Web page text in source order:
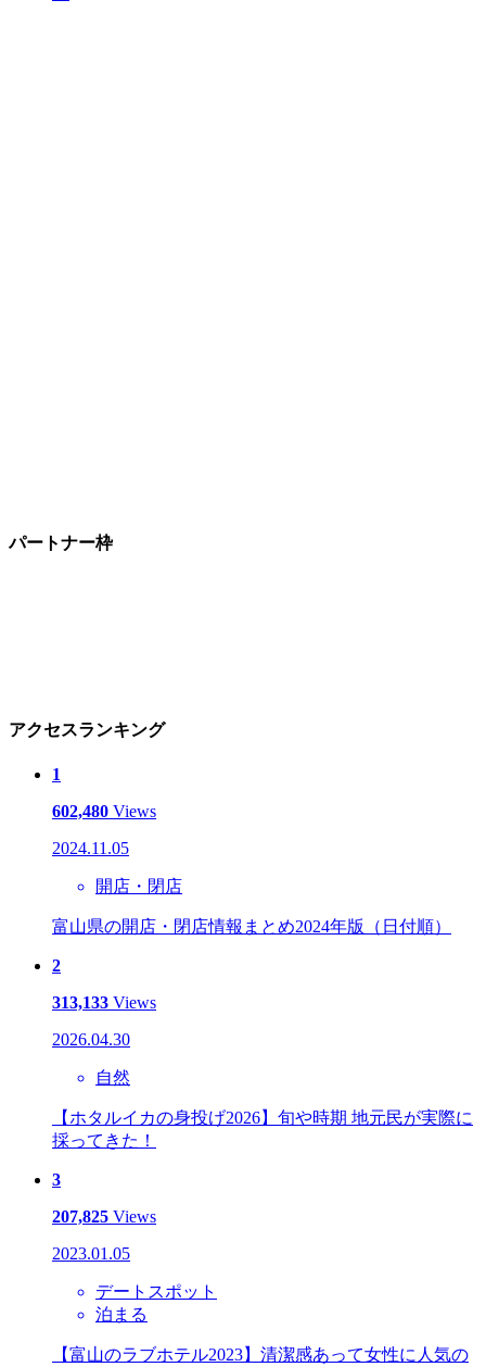
パートナー枠
アクセスランキング
1
602,480 Views
2024.11.05
開店・閉店
富山県の開店・閉店情報まとめ2024年版（日付順）
2
313,133 Views
2026.04.30
自然
【ホタルイカの身投げ2026】旬や時期 地元民が実際に
採ってきた！
3
207,825 Views
2023.01.05
デートスポット
泊まる
【富山のラブホテル2023】清潔感あって女性に人気の